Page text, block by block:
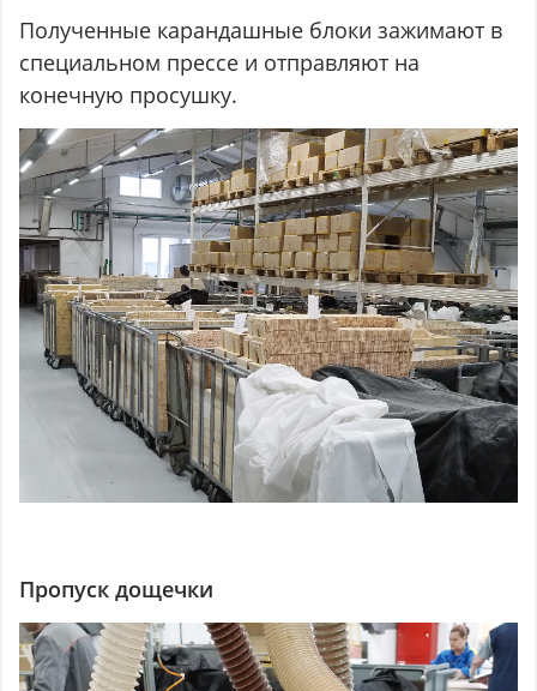
Полученные карандашные блоки зажимают в
специальном прессе и отправляют на
конечную просушку.
Пропуск дощечки